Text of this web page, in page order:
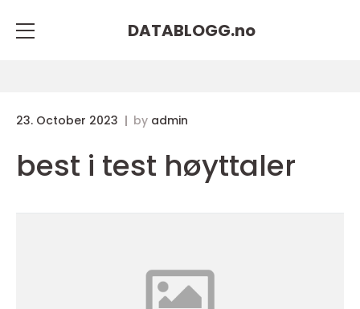
DATABLOGG.no
23. October 2023 by admin
best i test høyttaler